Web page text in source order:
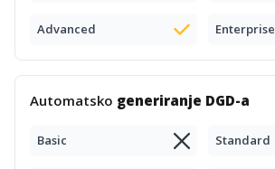
Advanced Enterprise
Automatsko generiranje DGD-a
Basic Standard